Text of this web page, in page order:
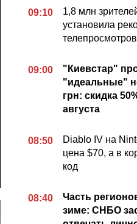
09:10
1,8 млн
установила
09:00
"Киевстар"
"идеальные"
грн: скидка
августа
08:50
Diablo IV на
цена $70, а в
код
08:40
Часть
зиме: СНБО